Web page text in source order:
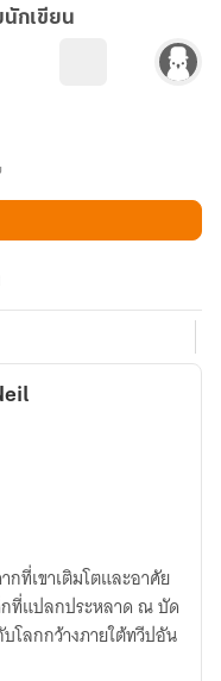
กเขียน
ที่เขาเติมโตและอาศัย
กที่แปลกประหลาด ณ บัด
โลกกว้างภายใต้ทวีปอัน